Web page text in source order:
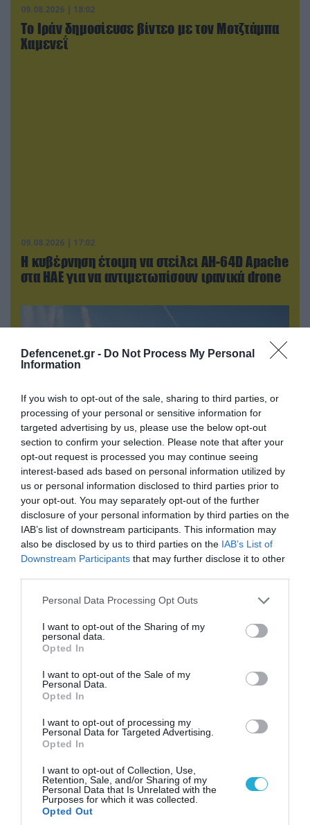
Defencenet.gr - Do Not Process My Personal
Information
If you wish to opt-out of the sale, sharing to third parties, or
processing of your personal or sensitive information for
targeted advertising by us, please use the below opt-out
section to confirm your selection. Please note that after your
opt-out request is processed you may continue seeing
interest-based ads based on personal information utilized by
us or personal information disclosed to third parties prior to
your opt-out. You may separately opt-out of the further
disclosure of your personal information by third parties on the
IAB’s list of downstream participants. This information may
also be disclosed by us to third parties on the IAB’s List of
Downstream Participants that may further disclose it to other
Please note that this website/app uses one or more Google
not limited to your visit or usage behaviour. You may click to
grant or deny consent to Google and its third-party tags to
use your data for below specified purposes in below Google
consent section.
Personal Data Processing Opt Outs
I want to opt-out of the Sharing of my
personal data.
Opted In
I want to opt-out of the Sale of my
Personal Data.
Opted In
I want to opt-out of processing my
Personal Data for Targeted Advertising.
Opted In
I want to opt-out of Collection, Use,
Retention, Sale, and/or Sharing of my
Personal Data that Is Unrelated with the
Purposes for which it was collected.
Opted Out
09.08.2026 | 18:02
Το Ιράν δημοσίευσε βίντεο με τον Μοτζτάμπα
Χαμενεΐ
09.08.2026 | 17:02
Η κυβέρνηση έτοιμη να στείλει AH-64D Apache
στα ΗΑΕ για να αντιμετωπίσουν ιρανικά drone
09.08.2026 | 19:02
Ρωσικό Su-34 προκάλεσε τον όλεθρο σε
κτίριο με Ουκρανούς στη Ζαπορίζια – Δείτε
βίντεο
09.08.2026 | 23:02
Νεοσύλλεκτοι Ουκρανοί στρατιώτες και
αλλά… εξοντώθηκαν – Δείτε βίντεο